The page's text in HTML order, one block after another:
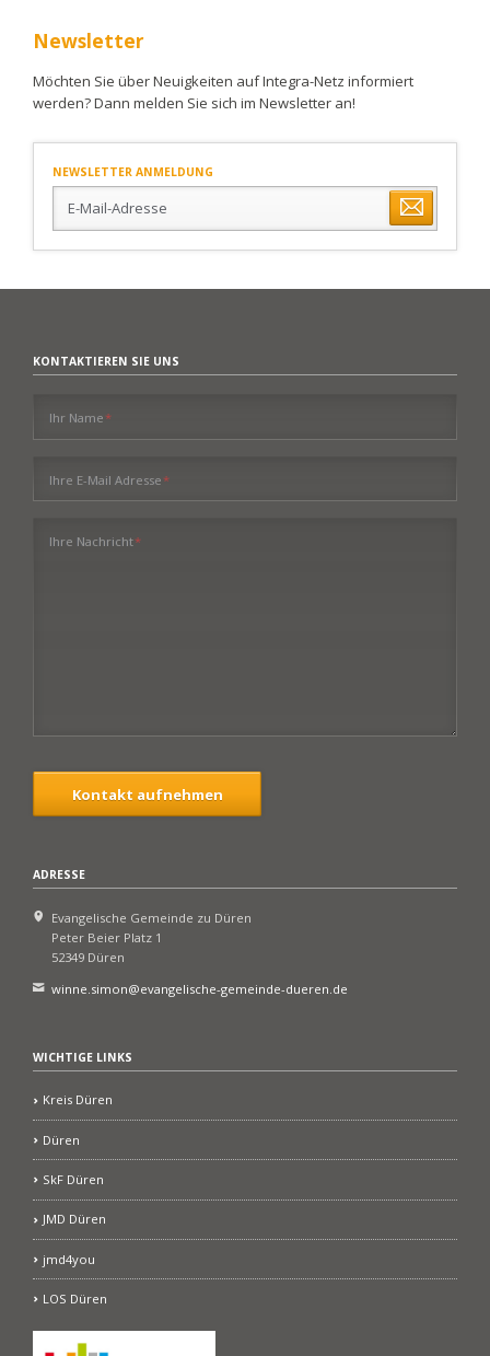
Newsletter
Möchten Sie über Neuigkeiten auf Integra-Netz informiert
werden? Dann melden Sie sich im Newsletter an!
NEWSLETTER ANMELDUNG
Mail-
KONTAKTIEREN SIE UNS
Pflichtfeld
Ihr Name*
Pflichtfeld
Ihre E-Mail Adresse*
Pflichtfeld
Ihre Nachricht*
Kontakt aufnehmen
ADRESSE
Evangelische Gemeinde zu Düren
Peter Beier Platz 1
52349 Düren
winne.simon@evangelische-gemeinde-dueren.de
WICHTIGE LINKS
Kreis Düren
Düren
SkF Düren
JMD Düren
jmd4you
LOS Düren